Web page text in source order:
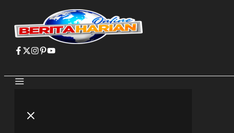
konten